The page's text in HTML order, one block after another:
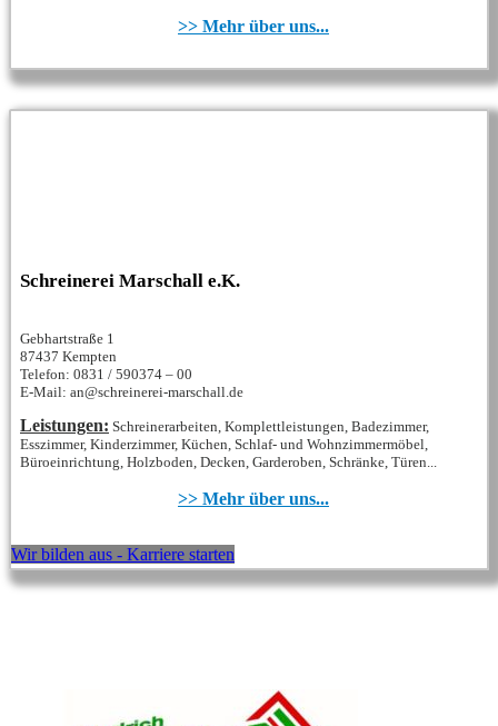
>> Mehr über uns...
Schreinerei Marschall e.K.
Gebhartstraße 1
87437 Kempten
Telefon: 0831 / 590374 – 00
E-Mail: an@schreinerei-marschall.de
Leistungen: Schreinerarbeiten, Komplettleistungen, Badezimmer,
Esszimmer, Kinderzimmer, Küchen, Schlaf- und Wohnzimmermöbel,
Büroeinrichtung, Holzboden, Decken, Garderoben, Schränke, Türen...
>> Mehr über uns...
Wir bilden aus - Karriere starten